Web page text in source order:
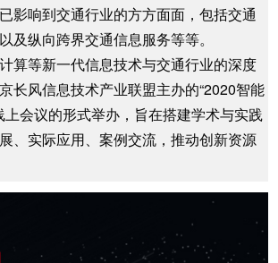
影响到交通行业的方方面面，包括交通
纵向跨界交通信息服务等等。
算等新一代信息技术与交通行业的深度
长风信息技术产业联盟主办的“2020智能
会议的形式举办，旨在搭建学术与实践
、实际应用、案例交流，推动创新资源